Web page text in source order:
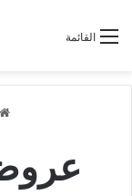
القائمة
عروض